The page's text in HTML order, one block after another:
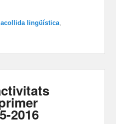
acollida lingüística
2016